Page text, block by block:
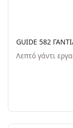
GUIDE 582
Λεπτό γάντι